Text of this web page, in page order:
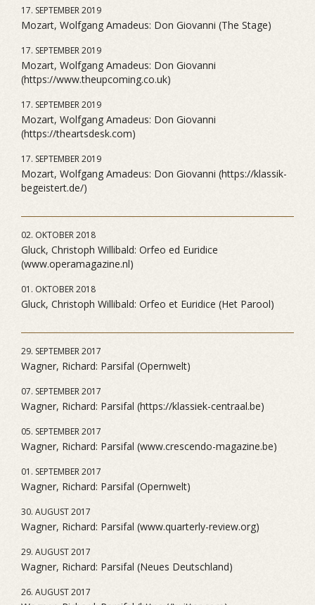
17. SEPTEMBER 2019
Mozart, Wolfgang Amadeus: Don Giovanni (The Stage)
17. SEPTEMBER 2019
Mozart, Wolfgang Amadeus: Don Giovanni
(https://www.theupcoming.co.uk)
17. SEPTEMBER 2019
Mozart, Wolfgang Amadeus: Don Giovanni
(https://theartsdesk.com)
17. SEPTEMBER 2019
Mozart, Wolfgang Amadeus: Don Giovanni (https://klassik-
begeistert.de/)
02. OKTOBER 2018
Gluck, Christoph Willibald: Orfeo ed Euridice
(www.operamagazine.nl)
01. OKTOBER 2018
Gluck, Christoph Willibald: Orfeo et Euridice (Het Parool)
29. SEPTEMBER 2017
Wagner, Richard: Parsifal (Opernwelt)
07. SEPTEMBER 2017
Wagner, Richard: Parsifal (https://klassiek-centraal.be)
05. SEPTEMBER 2017
Wagner, Richard: Parsifal (www.crescendo-magazine.be)
01. SEPTEMBER 2017
Wagner, Richard: Parsifal (Opernwelt)
30. AUGUST 2017
Wagner, Richard: Parsifal (www.quarterly-review.org)
29. AUGUST 2017
Wagner, Richard: Parsifal (Neues Deutschland)
26. AUGUST 2017